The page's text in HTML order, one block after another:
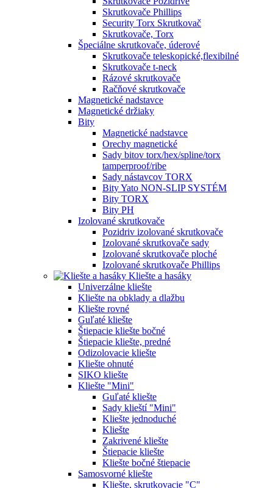
Skrutkovače Phillips
Security Torx Skrutkovač
Skrutkovače, Torx
Špeciálne skrutkovače, úderové
Skrutkovače teleskopické,flexibilné
Skrutkovače t-neck
Rázové skrutkovače
Račňové skrutkovače
Magnetické nadstavce
Magnetické držiaky
Bity
Magnetické nadstavce
Orechy magnetické
Sady bitov torx/hex/spline/torx
tamperproof/ribe
Sady nástavcov TORX
Bity Yato NON-SLIP SYSTÉM
Bity TORX
Bity PH
Izolované skrutkovače
Pozidriv izolované skrutkovače
Izolované skrutkovače sady
Izolované skrutkovače ploché
Izolované skrutkovače Phillips
Kliešte a hasáky
Univerzálne kliešte
Kliešte na obklady a dlažbu
Kliešte rovné
Guľaté kliešte
Štiepacie kliešte bočné
Štiepacie kliešte, predné
Odizolovacie kliešte
Kliešte ohnuté
SIKO kliešte
Kliešte "Mini"
Guľaté kliešte
Sady klieští "Mini"
Kliešte jednoduché
Kliešte
Zakrivené kliešte
Štiepacie kliešte
Kliešte bočné štiepacie
Samosvorné kliešte
Kliešte, skrutkovacie "C"